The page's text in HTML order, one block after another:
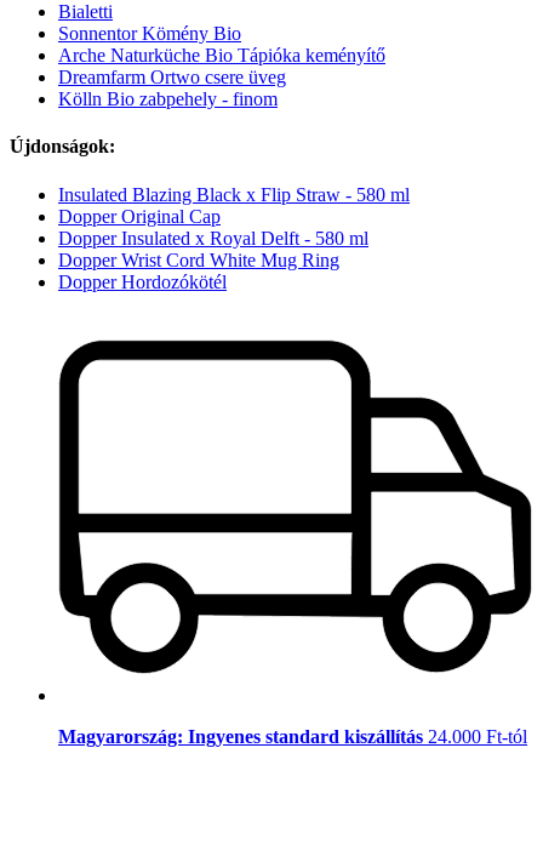
Bialetti
Sonnentor Kömény Bio
Arche Naturküche Bio Tápióka keményítő
Dreamfarm Ortwo csere üveg
Kölln Bio zabpehely - finom
Újdonságok:
Insulated Blazing Black x Flip Straw - 580 ml
Dopper Original Cap
Dopper Insulated x Royal Delft - 580 ml
Dopper Wrist Cord White Mug Ring
Dopper Hordozókötél
Magyarország: Ingyenes standard kiszállítás 24.000 Ft-tól